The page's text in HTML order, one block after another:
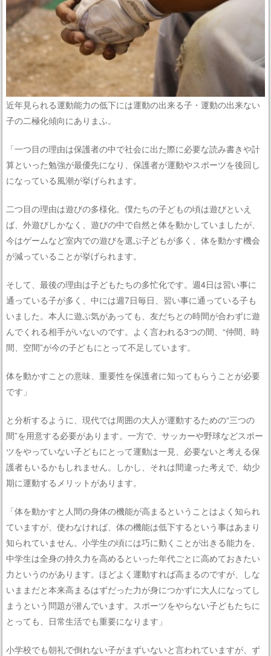
近年見られる運動能力の低下には運動の出来る子・運動の出来ない
子の二極化傾向にありまふ。
「一つ目の理由は保護者の中で社会に出た際に必要な読み書きや計
算といった勉強が最優先になり、保護者が運動やスポーツを後回し
になっている風潮が挙げられます。
二つ目の理由は遊びの多様化。僕たちの子どもの頃は遊びといえ
ば、外遊びしかなく、遊びの中で自然と体を動かしていましたが、
今はゲームなど室内での遊びを選ぶ子どもが多く、体を動かす機会
が減っていることが挙げられます。
そして、最後の理由は子どもたちの多忙化です。週4日は習い事に
通っている子が多く、中には週7日毎日、習い事に通っている子も
いました。本人に遊ぶ気があっても、友だちとの時間が合わずに遊
んでくれる相手がいないのです。よく言われる3つの間、“仲間、時
間、空間”が今の子どもにとって不足しています。
体を動かすことの意味、重要性を保護者に知ってもらうことが必要
です」
と分析するように、現代では周囲の大人が運動するための“三つの
間”を用意する必要があります。一方で、サッカーや野球などスポー
ツをやっていない子どもにとって運動は一見、必要ないと考える保
護者もいるかもしれません。しかし、それは間違った考えで、幼少
期に運動するメリットがあります。
「体を動かすと人間の身体の機能が高まるということはよく知られ
ていますが、使わなければ、体の機能は低下するという事はあまり
知られていません。小学生の頃には巧に動くことが出きる能力を、
中学生は全身の持久力を高めるといった年代ごとに高めておきたい
力というのがあります。ほどよく運動すれば高まるのですが、しな
いままだと本来高まるはずだった力が身につかずに大人になってし
まうという問題が潜んでいます。スポーツをやらない子どもたちに
とっても、日常生活でも重要になります」
小学校でも朝礼で倒れない子がまずいないと言われていますが、ず